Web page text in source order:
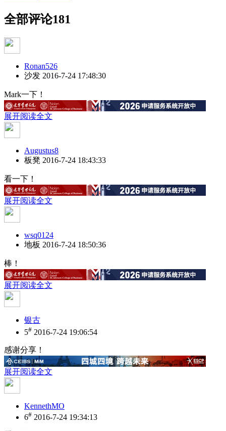
全部评论181
Ronan526
沙发 2016-7-24 17:48:30
Mark一下！
展开阅读全文
Augustus8
板凳 2016-7-24 18:43:33
看一下！
展开阅读全文
wsq0124
地板 2016-7-24 18:50:36
棒！
展开阅读全文
银古
5# 2016-7-24 19:06:54
感谢分享！
展开阅读全文
KennethMO
6# 2016-7-24 19:34:13